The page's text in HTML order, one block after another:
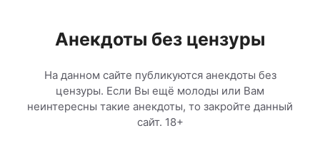
содержимомуАнекдоты без цензуры
На данном сайте публикуются анекдоты без
цензуры. Если Вы ещё молоды или Вам
неинтересны такие анекдоты, то закройте данный
сайт. 18+